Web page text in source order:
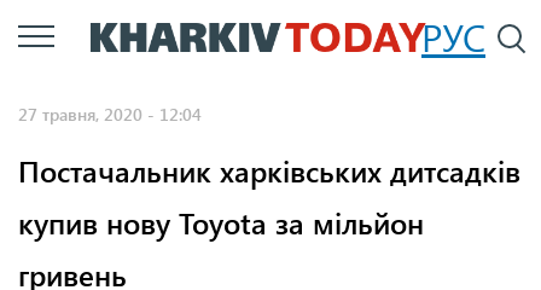
Перейти
до
РУС
27 травня, 2020 - 12:04
Постачальник харківських дитсадків
купив нову Toyota за мільйон
гривень